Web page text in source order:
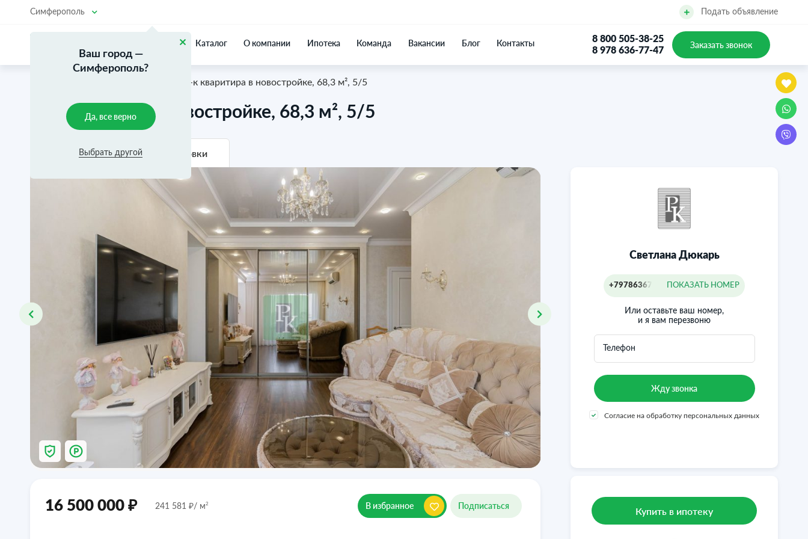
Симферополь
Ваш город —
Симферополь?
Да, все верно
Выбрать другой
Подать объявление
Каталог О компании Ипотека Команда Вакансии Блог Контакты
8 800 505-38-25
8 978 636-77-47
Заказать звонок
3-к кваритира в новостройке, 68,3 м², 5/5
3-к кваритира в новостройке, 68,3 м², 5/5
Фотографии Планировки
16 500 000 ₽ 241 581 ₽/ м2 В избранное Подписаться
Светлана Дюкарь
+79786367715 ПОКАЗАТЬ НОМЕР
Или оставьте ваш номер,
и я вам перезвоню
Телефон
Согласие на обработку персональных данных
Купить в ипотеку